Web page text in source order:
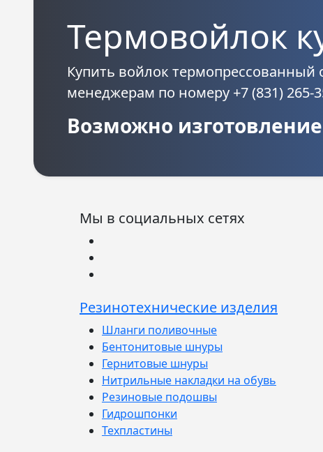
Термовойлок
Купить войлок
менеджерам по номеру +7 (831) 265-
Возможно
Мы в социальных сетях
Резинотехнические изделия
Шланги поливочные
Бентонитовые шнуры
Гернитовые шнуры
Нитрильные накладки на обувь
Резиновые подошвы
Гидрошпонки
Техпластины